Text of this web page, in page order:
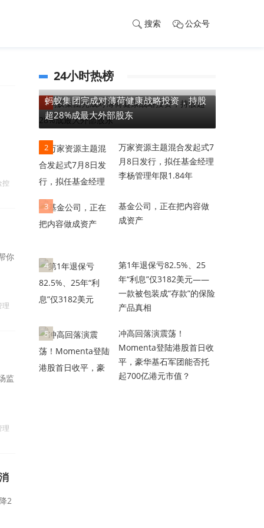
搜索 公众号
控
你
理
监
理
2
24小时热榜
1
蚂蚁集团完成对薄荷健康战略投资，持股
超28%成最大外部股东
2
万家资源主题混合发起式7
月8日发行，拟任基金经理
李杨管理年限1.84年
3
基金公司，正在把内容做
成资产
4
第1年退保亏82.5%、25
年“利息”仅3182美元——
一款被包装成“存款”的保险
产品真相
5
冲高回落演震荡！
Momenta登陆港股首日收
平，豪华基石军团能否托
起700亿港元市值？